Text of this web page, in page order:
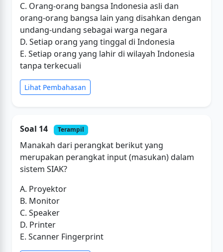
C. Orang-orang bangsa Indonesia asli dan
orang-orang bangsa lain yang disahkan dengan
undang-undang sebagai warga negara
D. Setiap orang yang tinggal di Indonesia
E. Setiap orang yang lahir di wilayah Indonesia
tanpa terkecuali
Lihat Pembahasan
Soal 14 Terampil
Manakah dari perangkat berikut yang
merupakan perangkat input (masukan) dalam
sistem SIAK?
A. Proyektor
B. Monitor
C. Speaker
D. Printer
E. Scanner Fingerprint